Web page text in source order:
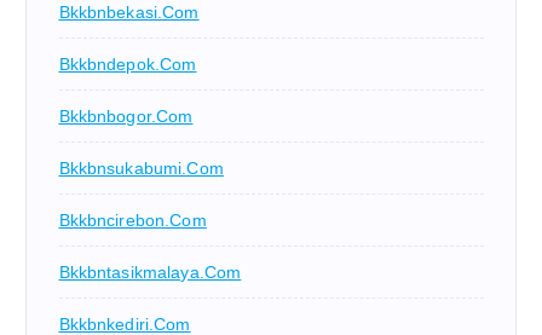
Bkkbnbekasi.com
Bkkbndepok.com
Bkkbnbogor.com
Bkkbnsukabumi.com
Bkkbncirebon.com
Bkkbntasikmalaya.com
Bkkbnkediri.com